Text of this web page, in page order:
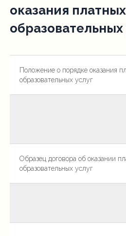
оказания платных
образовательных
Положение о порядке оказания
образовательных услуг
Образец договора об оказании
образовательных услуг